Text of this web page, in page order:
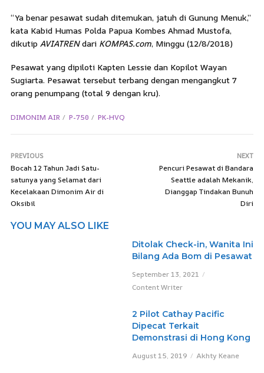
“Ya benar pesawat sudah ditemukan, jatuh di Gunung Menuk,”
kata Kabid Humas Polda Papua Kombes Ahmad Mustofa,
dikutip AVIATRENdari KOMPAS.com, Minggu (12/8/2018)
Pesawat yang dipiloti Kapten Lessie dan Kopilot Wayan
Sugiarta. Pesawat tersebut terbang dengan mengangkut 7
orang penumpang (total 9 dengan kru).
DIMONIM AIR P-750 PK-HVQ
PREVIOUS
Bocah 12 Tahun Jadi Satu-
satunya yang Selamat dari
Kecelakaan Dimonim Air di
Oksibil
NEXT
Pencuri Pesawat di Bandara
Seattle adalah Mekanik,
Dianggap Tindakan Bunuh
Diri
YOU MAY ALSO LIKE
Ditolak Check-in, Wanita Ini
Bilang Ada Bom di Pesawat
September 13, 2021
Content Writer
2 Pilot Cathay Pacific
Dipecat Terkait
Demonstrasi di Hong Kong
August 15, 2019 Akhty Keane